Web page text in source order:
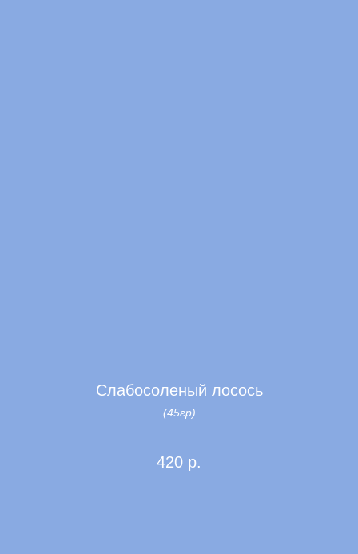
Слабосоленый лосось
(45гр)
420 р.